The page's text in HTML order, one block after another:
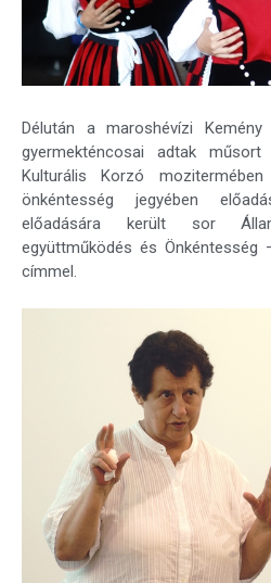
Délután a maroshévízi
gyermekténcosai adtak
Kulturális Korzó
önkéntesség jegyében
előadására került sor
együttműködés és
címmel.